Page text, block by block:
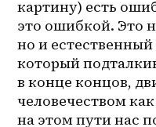
картину) есть
это ошибкой. Это
но и
который
в конце концов,
человечеством
на этом пути нас